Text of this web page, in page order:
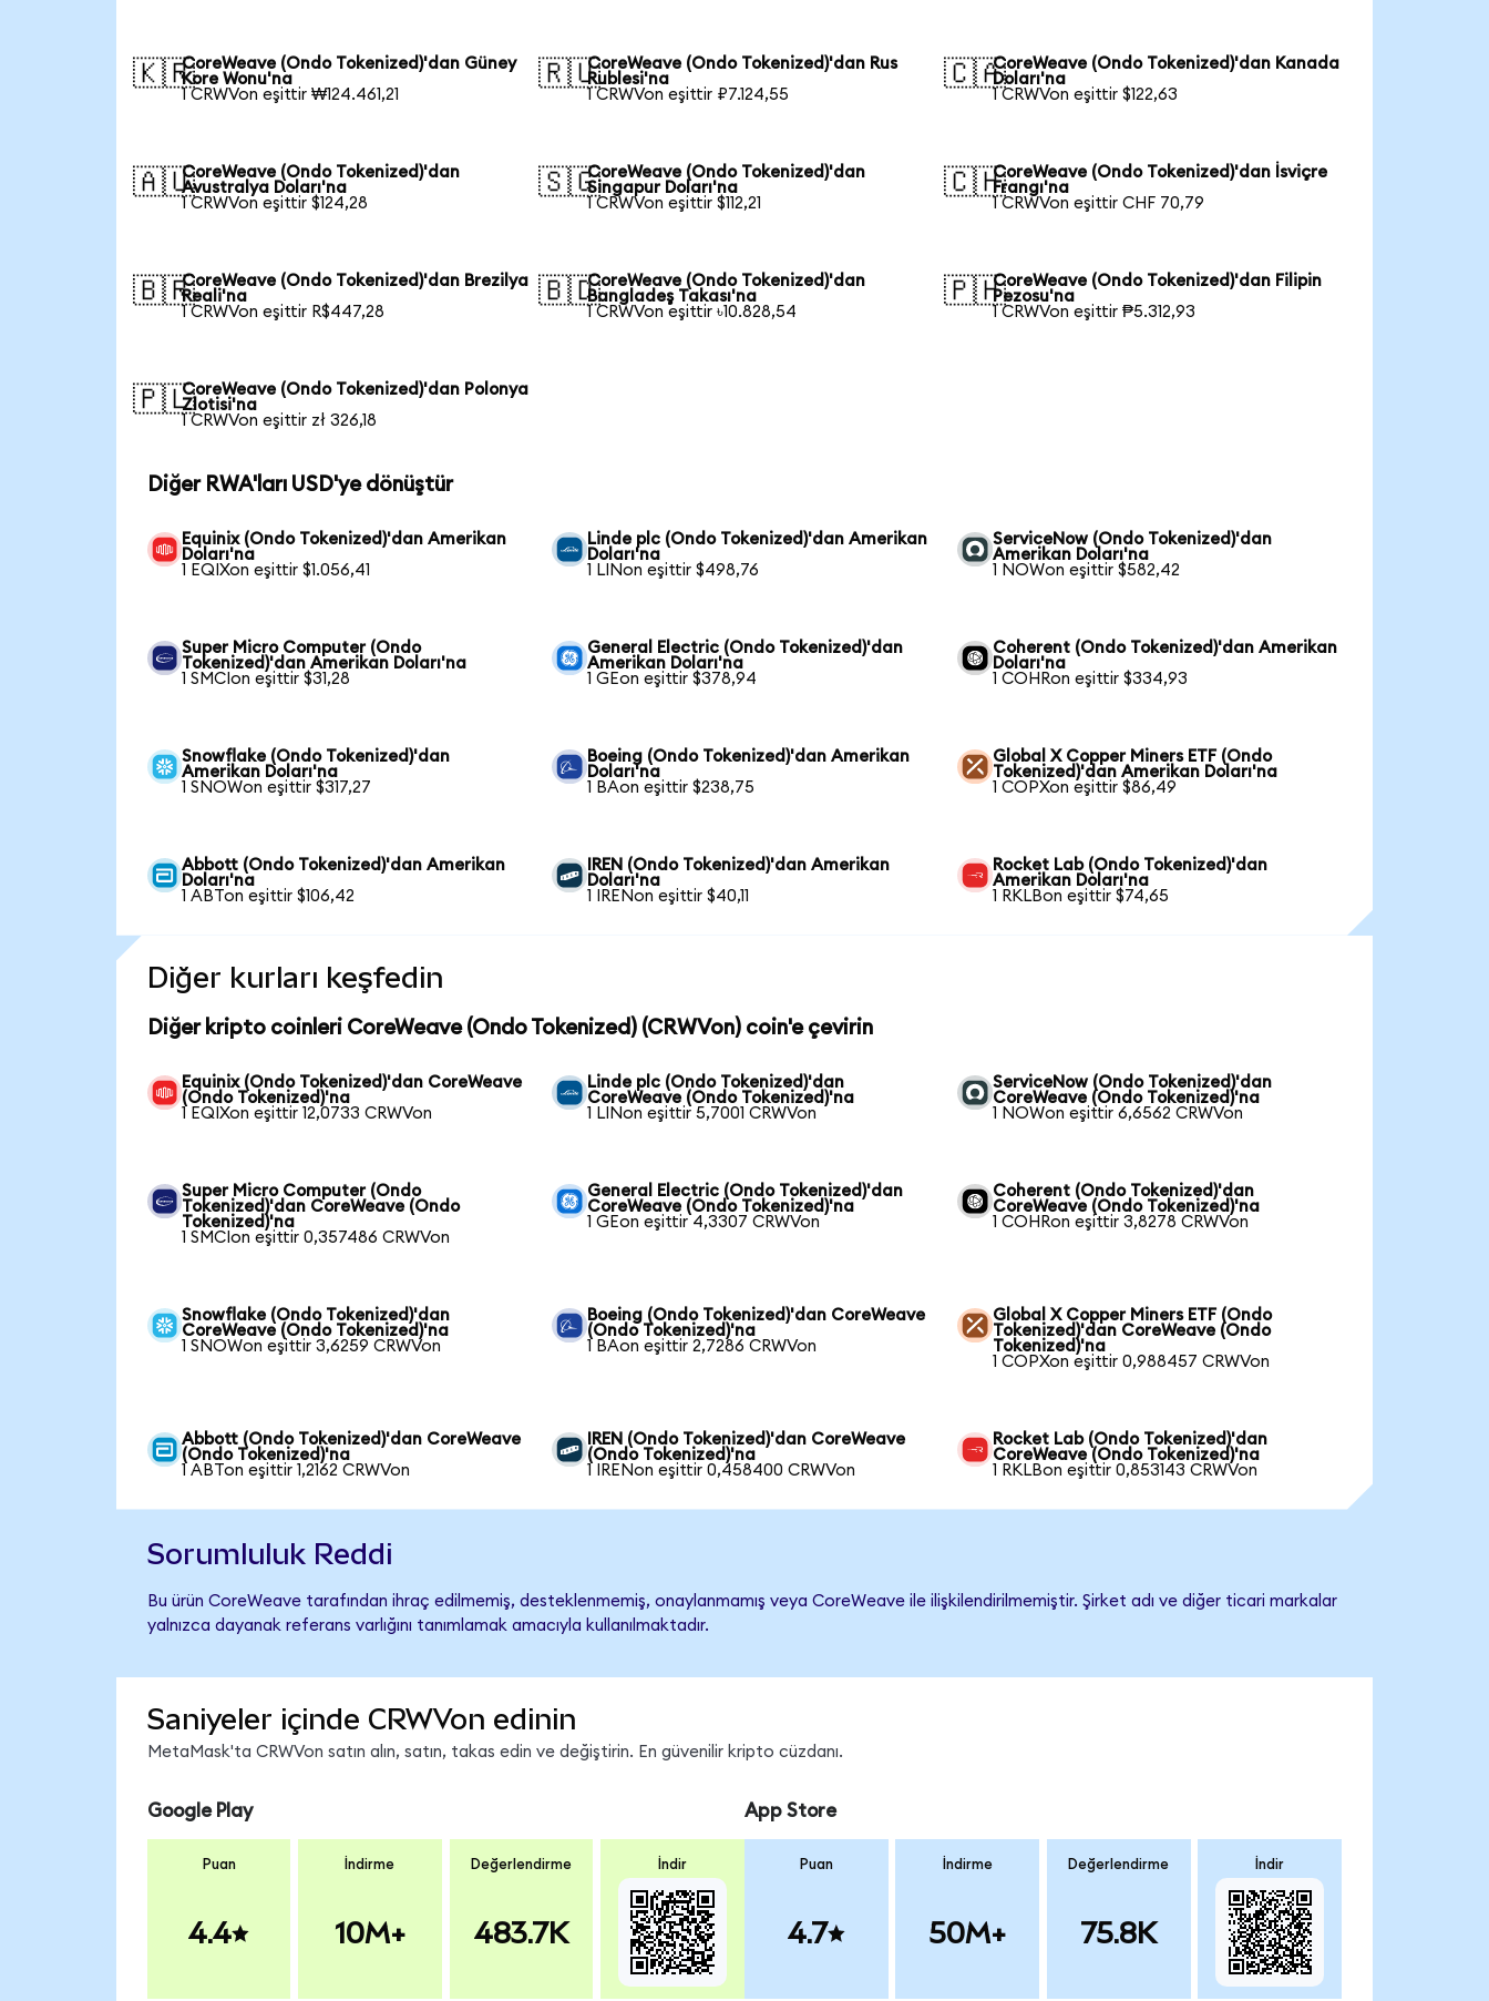
🇰🇷CoreWeave (Ondo Tokenized)'dan Güney
Kore Wonu'na
1 CRWVon eşittir ₩124.461,21
🇷🇺CoreWeave (Ondo Tokenized)'dan Rus
Rublesi'na
1 CRWVon eşittir ₽7.124,55
🇨🇦CoreWeave (Ondo Tokenized)'dan Kanada
Doları'na
1 CRWVon eşittir $122,63
🇦🇺CoreWeave (Ondo Tokenized)'dan
Avustralya Doları'na
1 CRWVon eşittir $124,28
🇸🇬CoreWeave (Ondo Tokenized)'dan
Singapur Doları'na
1 CRWVon eşittir $112,21
🇨🇭CoreWeave (Ondo Tokenized)'dan İsviçre
Frangı'na
1 CRWVon eşittir CHF 70,79
🇧🇷CoreWeave (Ondo Tokenized)'dan Brezilya
Reali'na
1 CRWVon eşittir R$447,28
🇧🇩CoreWeave (Ondo Tokenized)'dan
Bangladeş Takası'na
1 CRWVon eşittir ৳10.828,54
🇵🇭CoreWeave (Ondo Tokenized)'dan Filipin
Pezosu'na
1 CRWVon eşittir ₱5.312,93
🇵🇱CoreWeave (Ondo Tokenized)'dan Polonya
Zlotisi'na
1 CRWVon eşittir zł 326,18
Diğer RWA'ları USD'ye dönüştür
Equinix (Ondo Tokenized)'dan Amerikan
Doları'na
1 EQIXon eşittir $1.056,41
Linde plc (Ondo Tokenized)'dan Amerikan
Doları'na
1 LINon eşittir $498,76
ServiceNow (Ondo Tokenized)'dan
Amerikan Doları'na
1 NOWon eşittir $582,42
Super Micro Computer (Ondo
Tokenized)'dan Amerikan Doları'na
1 SMCIon eşittir $31,28
General Electric (Ondo Tokenized)'dan
Amerikan Doları'na
1 GEon eşittir $378,94
Coherent (Ondo Tokenized)'dan Amerikan
Doları'na
1 COHRon eşittir $334,93
Snowflake (Ondo Tokenized)'dan
Amerikan Doları'na
1 SNOWon eşittir $317,27
Boeing (Ondo Tokenized)'dan Amerikan
Doları'na
1 BAon eşittir $238,75
Global X Copper Miners ETF (Ondo
Tokenized)'dan Amerikan Doları'na
1 COPXon eşittir $86,49
Abbott (Ondo Tokenized)'dan Amerikan
Doları'na
1 ABTon eşittir $106,42
IREN (Ondo Tokenized)'dan Amerikan
Doları'na
1 IRENon eşittir $40,11
Rocket Lab (Ondo Tokenized)'dan
Amerikan Doları'na
1 RKLBon eşittir $74,65
Diğer kurları keşfedin
Diğer kripto coinleri CoreWeave (Ondo Tokenized) (CRWVon) coin'e çevirin
Equinix (Ondo Tokenized)'dan CoreWeave
(Ondo Tokenized)'na
1 EQIXon eşittir 12,0733 CRWVon
Linde plc (Ondo Tokenized)'dan
CoreWeave (Ondo Tokenized)'na
1 LINon eşittir 5,7001 CRWVon
ServiceNow (Ondo Tokenized)'dan
CoreWeave (Ondo Tokenized)'na
1 NOWon eşittir 6,6562 CRWVon
Super Micro Computer (Ondo
Tokenized)'dan CoreWeave (Ondo
Tokenized)'na
1 SMCIon eşittir 0,357486 CRWVon
General Electric (Ondo Tokenized)'dan
CoreWeave (Ondo Tokenized)'na
1 GEon eşittir 4,3307 CRWVon
Coherent (Ondo Tokenized)'dan
CoreWeave (Ondo Tokenized)'na
1 COHRon eşittir 3,8278 CRWVon
Snowflake (Ondo Tokenized)'dan
CoreWeave (Ondo Tokenized)'na
1 SNOWon eşittir 3,6259 CRWVon
Boeing (Ondo Tokenized)'dan CoreWeave
(Ondo Tokenized)'na
1 BAon eşittir 2,7286 CRWVon
Global X Copper Miners ETF (Ondo
Tokenized)'dan CoreWeave (Ondo
Tokenized)'na
1 COPXon eşittir 0,988457 CRWVon
Abbott (Ondo Tokenized)'dan CoreWeave
(Ondo Tokenized)'na
1 ABTon eşittir 1,2162 CRWVon
IREN (Ondo Tokenized)'dan CoreWeave
(Ondo Tokenized)'na
1 IRENon eşittir 0,458400 CRWVon
Rocket Lab (Ondo Tokenized)'dan
CoreWeave (Ondo Tokenized)'na
1 RKLBon eşittir 0,853143 CRWVon
Sorumluluk Reddi
Bu ürün CoreWeave tarafından ihraç edilmemiş, desteklenmemiş, onaylanmamış veya CoreWeave ile ilişkilendirilmemiştir. Şirket adı ve diğer ticari markalar
yalnızca dayanak referans varlığını tanımlamak amacıyla kullanılmaktadır.
Saniyeler içinde CRWVon edinin
MetaMask'ta CRWVon satın alın, satın, takas edin ve değiştirin. En güvenilir kripto cüzdanı.
Google Play
Puan
4.4
İndirme
10M+
Değerlendirme
483.7K
İndir
App Store
Puan
4.7
İndirme
50M+
Değerlendirme
75.8K
İndir